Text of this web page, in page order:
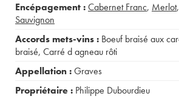
Encépagement :Cabernet Franc, Merlot,
Sauvignon
Accords mets-vins : Boeuf braisé aux
braisé, Carré d agneau rôti
Appellation :Graves
Propriétaire : Philippe Dubourdieu